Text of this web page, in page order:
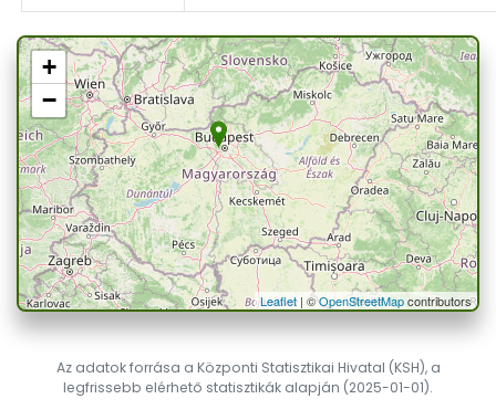
+
−
Leaflet| ©OpenStreetMapcontributors
Az adatok forrása a Központi Statisztikai Hivatal (KSH), a
legfrissebb elérhető statisztikák alapján (2025-01-01).